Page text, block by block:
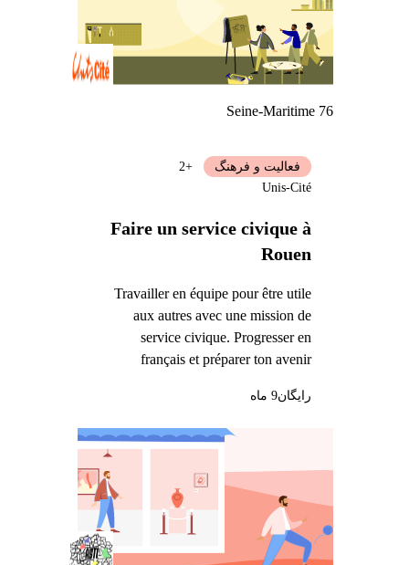
Seine-Maritime 76
Faire un service civique à
Rouen
Travailler en équipe pour être utile
aux autres avec une mission de
service civique. Progresser en
français et préparer ton avenir
فعالیت و فرهنگ
+2
Unis-Cité
رایگان9 ماه